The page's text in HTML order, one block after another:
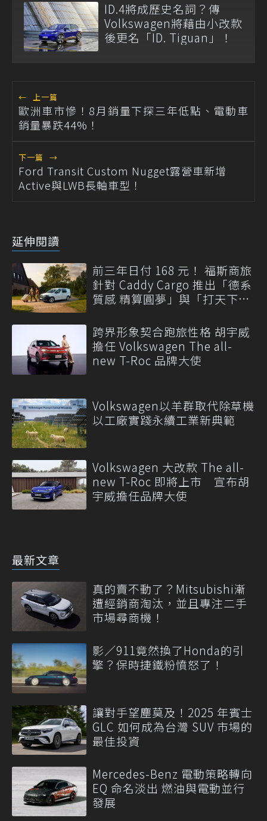
ID.4將成歷史名詞？傳
Volkswagen將藉由小改款
後更名「ID. Tiguan」！
← 上一篇
歐洲車市慘！8月銷量下探三年低點、電動車
銷量暴跌44%！
下一篇 →
Ford Transit Custom Nugget露營車新增
Active與LWB長軸車型！
延伸閱讀
前三年日付 168 元！ 福斯商旅
針對 Caddy Cargo 推出「德系
質感 精算圓夢」與「打天下」
跨界形象契合跑旅性格 胡宇威
擔任 Volkswagen The all-
new T-Roc 品牌大使
Volkswagen以羊群取代除草機
以工廠實踐永續工業新典範
Volkswagen 大改款 The all-
new T-Roc 即將上市 宣布胡
宇威擔任品牌大使
最新文章
真的賣不動了？Mitsubishi漸
遭經銷商淘汰，並且專注二手
市場尋商機！
影／911竟然換了Honda的引
擎？保時捷鐵粉憤怒了！
讓對手望塵莫及！2025 年賓士
GLC 如何成為台灣 SUV 市場的
最佳投資
Mercedes-Benz 電動策略轉向
EQ 命名淡出 燃油與電動並行
發展